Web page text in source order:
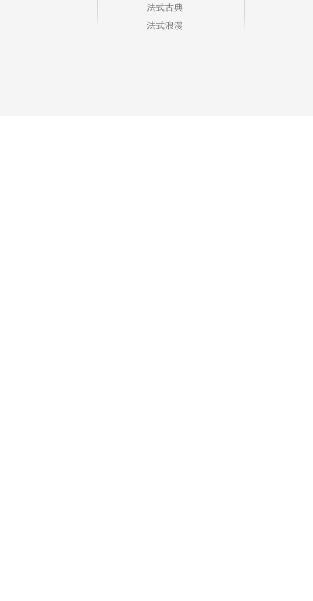
法式古典
法式浪漫